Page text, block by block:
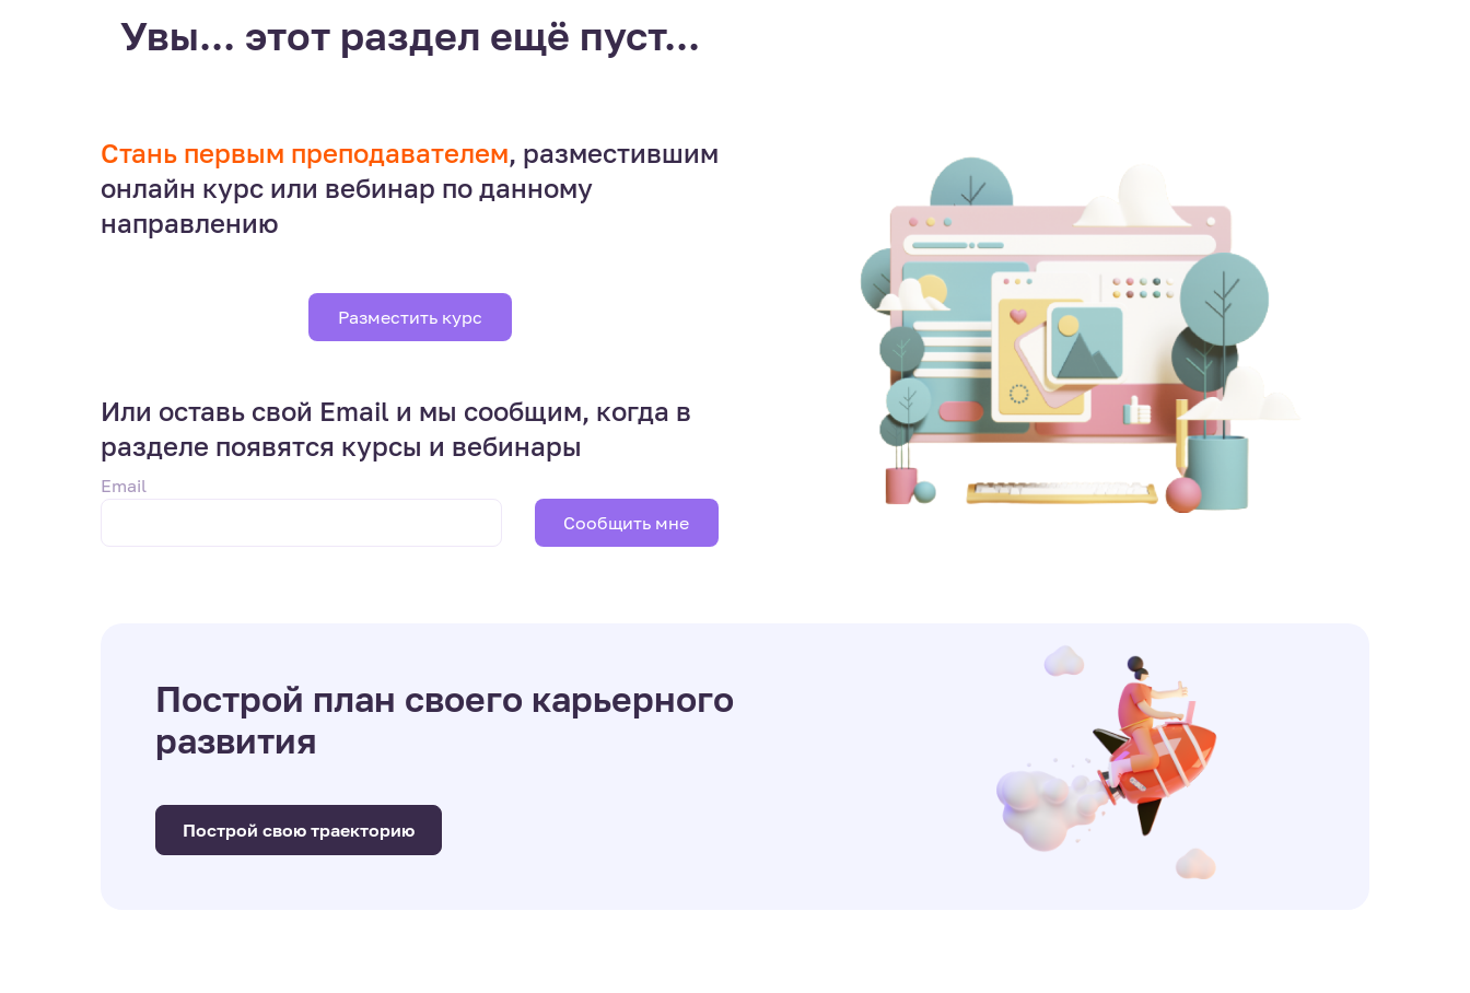
Увы... этот раздел ещё пуст...
Стань первым преподавателем, разместившим
онлайн курс или вебинар по данному
направлению
Разместить курс
Или оставь свой Email и мы сообщим, когда в
разделе появятся курсы и вебинары
Email
Сообщить мне
Построй план своего карьерного
развития
Построй свою траекторию